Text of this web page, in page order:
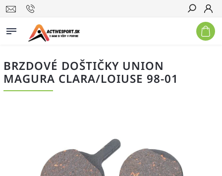
Hľadať
BRZDOVÉ DOŠTIČKY UNION
MAGURA CLARA/LOIUSE 98-01